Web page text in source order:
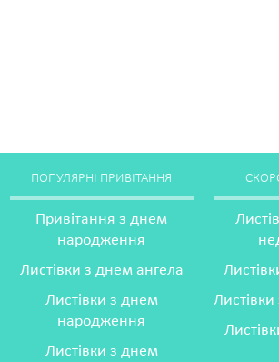
ПОПУЛЯРНІ ПРИВІТАННЯ
Привітання з днем
народження
Листівки з днем ангела
Листівки з днем
народження
Листівки з днем